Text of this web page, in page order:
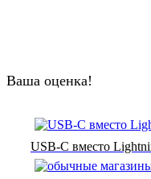
Ваша оценка!
USB-C вместо